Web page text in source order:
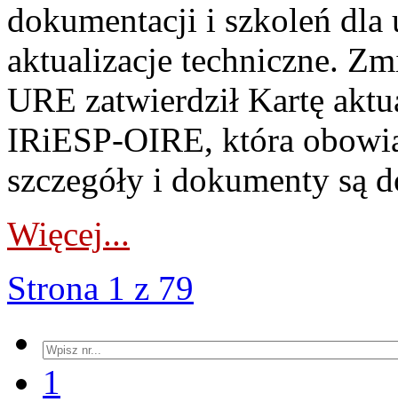
dokumentacji i szkoleń
aktualizacje techniczne.
URE zatwierdził Kartę
IRiESP‑OIRE, która
szczegóły i dokumenty są
Więcej...
Strona 1 z 79
1